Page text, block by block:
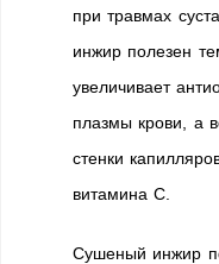
при травмах
инжир полезен
увеличивает
плазмы крови, а
стенки
витамина С.
Сушеный инжир